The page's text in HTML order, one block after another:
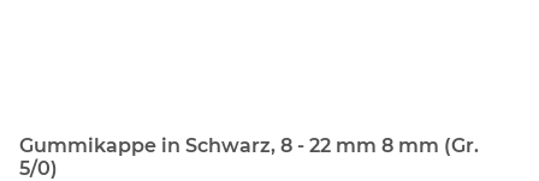
Gummikappe in Schwarz, 8 - 22 mm 8 mm (Gr.
5/0)